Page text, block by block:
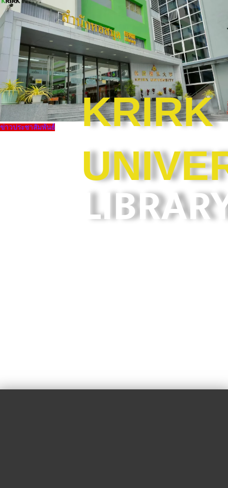
ข่าวประชาสัมพันธ์
KRIRK